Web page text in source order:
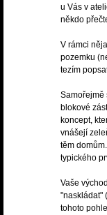
u Vás v
někdo
V rámci
pozemku
tezím
Samořejmě
blokové
koncept,
vnášejí
těm
typického
Vaše
"naskládat"
tohoto